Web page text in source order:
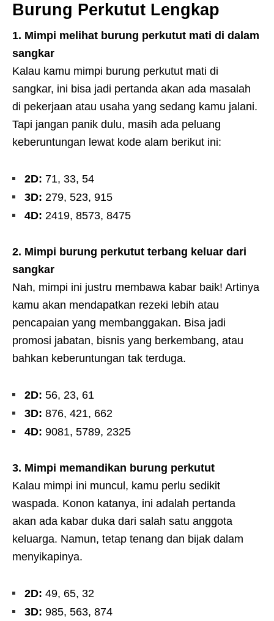
Burung Perkutut Lengkap
1. Mimpi melihat burung perkutut mati di dalam
sangkar
Kalau kamu mimpi burung perkutut mati di
sangkar, ini bisa jadi pertanda akan ada masalah
di pekerjaan atau usaha yang sedang kamu jalani.
Tapi jangan panik dulu, masih ada peluang
keberuntungan lewat kode alam berikut ini:
2D: 71, 33, 54
3D: 279, 523, 915
4D: 2419, 8573, 8475
2. Mimpi burung perkutut terbang keluar dari
sangkar
Nah, mimpi ini justru membawa kabar baik! Artinya
kamu akan mendapatkan rezeki lebih atau
pencapaian yang membanggakan. Bisa jadi
promosi jabatan, bisnis yang berkembang, atau
bahkan keberuntungan tak terduga.
2D: 56, 23, 61
3D: 876, 421, 662
4D: 9081, 5789, 2325
3. Mimpi memandikan burung perkutut
Kalau mimpi ini muncul, kamu perlu sedikit
waspada. Konon katanya, ini adalah pertanda
akan ada kabar duka dari salah satu anggota
keluarga. Namun, tetap tenang dan bijak dalam
menyikapinya.
2D: 49, 65, 32
3D: 985, 563, 874